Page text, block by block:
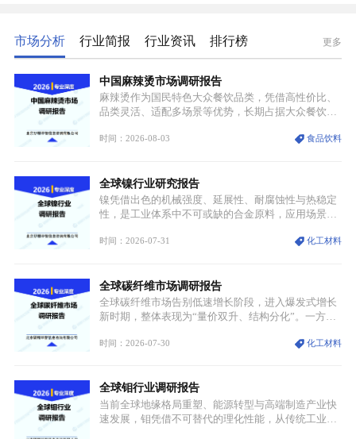
市场分析 行业简报 行业资讯 排行榜 更多
中国麻辣烫市场调研报告
麻辣烫作为国民特色大众餐饮品类，凭借高性价比、
品类灵活、适配多场景等优势，长期占据大众餐饮重
型，叠加消费需求升级、线上流量变革、新零售业态
特点，在消费、创业、政策、技术多重驱动下，依旧
具备强劲的发展活力。
时间：2026-08-03 食品饮料
全球镍行业研究报告
镍凭借出色的机械强度、延展性、耐腐蚀性与热稳定
性，是工业体系中不可或缺的合金原料，应用场景横
用价值难以被替代。依托理化优势，镍被全球主要经
型为新能源核心战略矿产，全球产业形成“印尼掌控
资源与产能、中国主导消费与技术、工艺向低碳湿法
迭代、再生镍加速补位”的全新格局。
时间：2026-07-31 化工材料
全球碳纤维市场调研报告
全球碳纤维市场告别低速增长阶段，进入爆发式增长
新时期，整体表现为“量价双升、结构分化”。一方面
持续扩张；另一方面产品、需求、应用场景呈现明显
体规模扩张，高附加值领域与规模化工业应用形成两
大独立增长体系。
时间：2026-07-30 化工材料
全球钼行业调研报告
当前全球地缘格局重塑、能源转型与高端制造产业快
速发展，钼凭借不可替代的理化性能，从传统工业金